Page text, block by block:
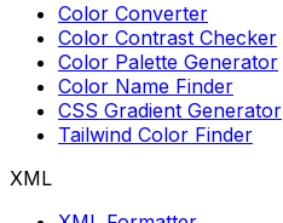
Color Converter
Color Contrast Checker
Color Palette Generator
Color Name Finder
CSS Gradient Generator
Tailwind Color Finder
XML